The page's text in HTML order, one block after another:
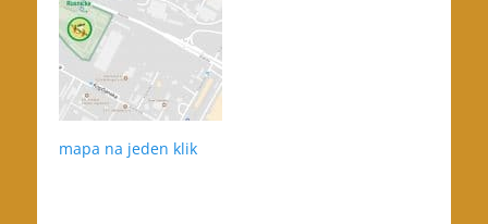
mapa na jeden klik